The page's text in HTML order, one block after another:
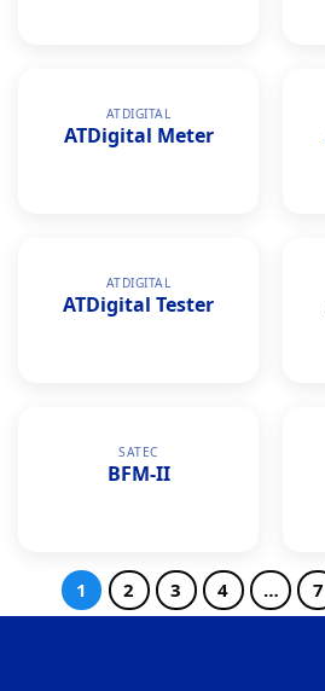
ATDIGITAL
ATDigital Meter
ATDIGITAL
ATDigital Tester
SATEC
BFM-II
1 2 3 4 … 7